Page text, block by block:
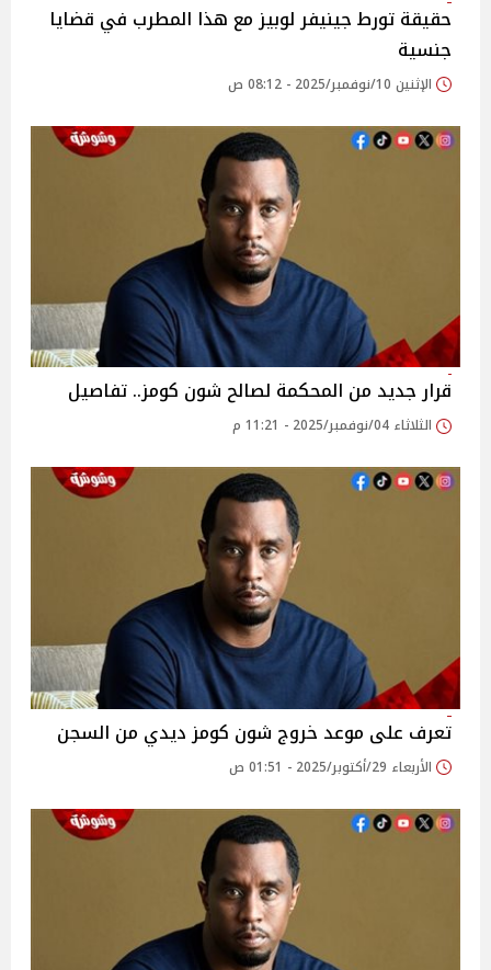
حقيقة تورط جينيفر لوبيز مع هذا المطرب في قضايا
جنسية
الإثنين 10/نوفمبر/2025 - 08:12 ص
قرار جديد من المحكمة لصالح شون كومز.. تفاصيل
الثلاثاء 04/نوفمبر/2025 - 11:21 م
تعرف على موعد خروج شون كومز ديدي من السجن
الأربعاء 29/أكتوبر/2025 - 01:51 ص